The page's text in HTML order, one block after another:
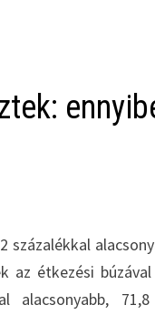
százalékkal
étkezési
alacsonyabb,